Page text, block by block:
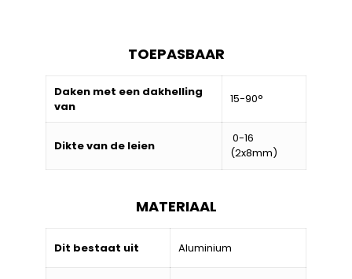
TOEPASBAAR
Daken met een dakhelling
van
15-90°
Dikte van de leien
0-16
(2x8mm)
MATERIAAL
Dit bestaat uit Aluminium